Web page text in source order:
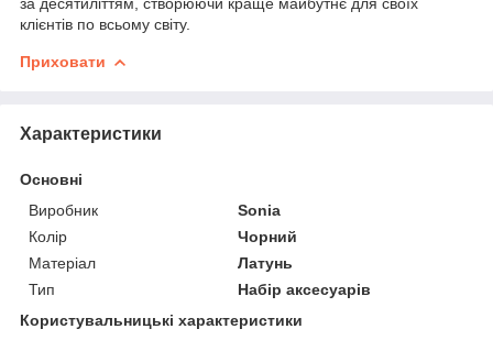
клієнтів по всьому світу.
Приховати
Характеристики
Основні
Виробник
Sonia
Колір
Чорний
Матеріал
Латунь
Тип
Набір аксесуарів
Користувальницькі характеристики